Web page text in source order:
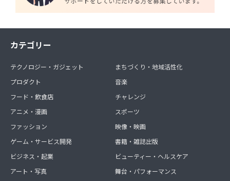
カテゴリー
テクノロジー・ガジェット
プロダクト
フード・飲食店
アニメ・漫画
ファッション
ゲーム・サービス開発
ビジネス・起業
アート・写真
まちづくり・地域活性化
音楽
チャレンジ
スポーツ
映像・映画
書籍・雑誌出版
ビューティー・ヘルスケア
舞台・パフォーマンス